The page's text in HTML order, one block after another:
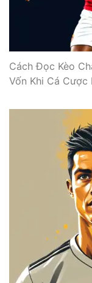
Cách Đọc Kèo
Vốn Khi Cá Cược